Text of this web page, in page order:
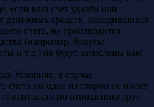
если ваш счет удалён или
денежных средств, находившихся
счета, не производится,
(например, бонусы,
и т.д.) не будут зачислены вам
Условиях, в случае
счета ни одна из сторон не имеет
по отношению друг